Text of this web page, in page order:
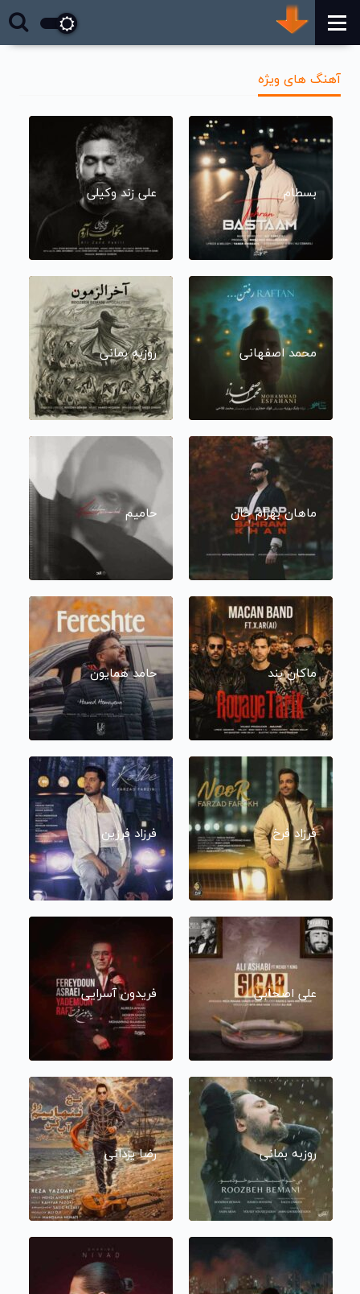
آهنگ های ویژه
بسطام علی زند وکیلی
محمد اصفهانی روزبه بمانی
ماهان بهرام خان حامیم
ماکان بند حامد همایون
فرزاد فرخ فرزاد فرزین
علی اصحابی فریدون آسرایی
روزبه بمانی رضا یزدانی